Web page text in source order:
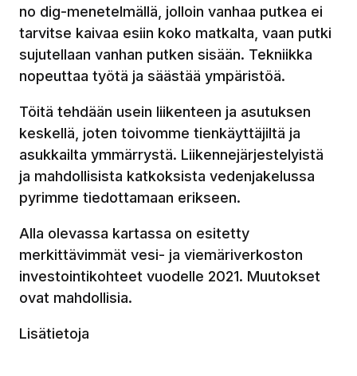
no dig-menetelmällä, jolloin vanhaa putkea ei
tarvitse kaivaa esiin koko matkalta, vaan putki
sujutellaan vanhan putken sisään. Tekniikka
nopeuttaa työtä ja säästää ympäristöä.
Töitä tehdään usein liikenteen ja asutuksen
keskellä, joten toivomme tienkäyttäjiltä ja
asukkailta ymmärrystä. Liikennejärjestelyistä
ja mahdollisista katkoksista vedenjakelussa
pyrimme tiedottamaan erikseen.
Alla olevassa kartassa on esitetty
merkittävimmät vesi- ja viemäriverkoston
investointikohteet vuodelle 2021. Muutokset
ovat mahdollisia.
Lisätietoja